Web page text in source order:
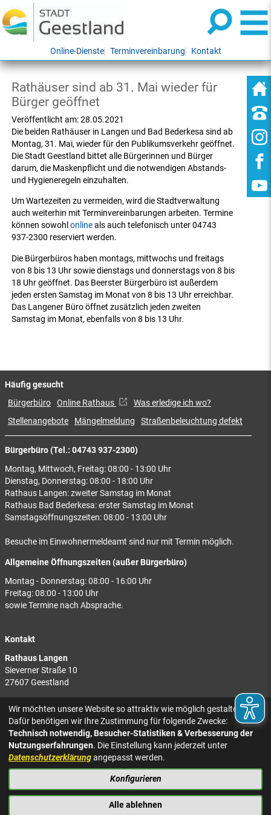
Online-Dienste Terminvereinbarung Kontakt
Rathäuser sind ab 31. Mai wieder für
Bürger geöffnet
Veröffentlicht am:28.05.2021
Die beiden Rathäuser in Langen und Bad Bederkesa sind ab
Montag, 31. Mai, wieder für den Publikumsverkehr geöffnet.
Die Stadt Geestland bittet alle Bürgerinnen und Bürger
darum, die Maskenpflicht und die notwendigen Abstands-
und Hygieneregeln einzuhalten.
Um Wartezeiten zu vermeiden, wird die Stadtverwaltung
auch weiterhin mit Terminvereinbarungen arbeiten. Termine
können sowohlonlineals auch telefonisch unter 04743
937-2300 reserviert werden.
Die Bürgerbüros haben montags, mittwochs und freitags
von 8 bis 13 Uhr sowie dienstags und donnerstags von 8 bis
18 Uhr geöffnet. Das Beerster Bürgerbüro ist außerdem
jeden ersten Samstag im Monat von 8 bis 13 Uhr erreichbar.
Das Langener Büro öffnet zusätzlich jeden zweiten
Samstag im Monat, ebenfalls von 8 bis 13 Uhr.
Bürgerbüro (Tel.: 04743 937-2300)
Montag, Mittwoch, Freitag: 08:00 - 13:00 Uhr
Dienstag, Donnerstag: 08:00 - 18:00 Uhr
Rathaus Langen: zweiter Samstag im Monat
Rathaus Bad Bederkesa: erster Samstag im Monat
Samstagsöffnungszeiten: 08:00 - 13:00 Uhr
Besuche im Einwohnermeldeamt sind nur mit Termin möglich.
Allgemeine Öffnungszeiten (außer Bürgerbüro)
Montag - Donnerstag: 08:00 - 16:00 Uhr
Freitag: 08:00 - 13:00 Uhr
sowie Termine nach Absprache.
Kontakt
Rathaus Langen
Sieverner Straße 10
27607 Geestland
Rathaus Bad Bederkesa
Am Markt 8
27624 Geestland
Tel.: 04743 937-2300
Häufig gesucht
Bürgerbüro Online Rathaus
Was erledige ich wo?
Stellenangebote
Mängelmeldung Straßenbeleuchtung defekt
KONTAKT
IMPRESSUM
NACH OBEN
Wir möchten unsere Website so attraktiv wie möglich gestalten.
Dafür benötigen wir Ihre Zustimmung für folgende Zwecke:
Technisch notwendig, Besucher-Statistiken & Verbesserung der
Nutzungserfahrungen. Die Einstellung kann jederzeit unter
Datenschutzerklärungangepasst werden.
Konfigurieren
Alle ablehnen